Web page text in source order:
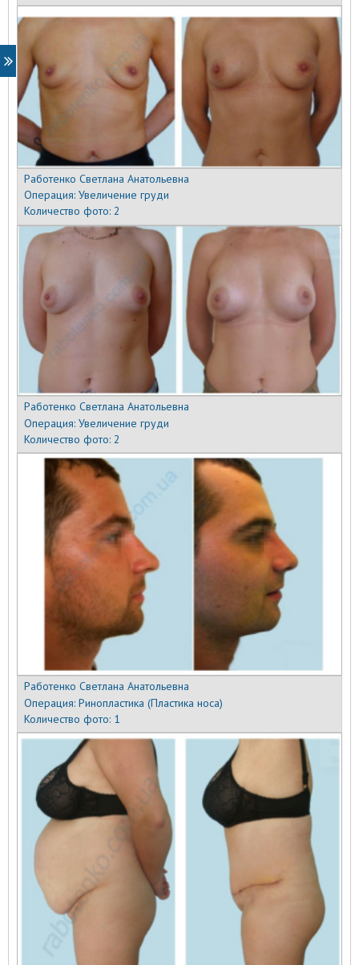
Работенко Светлана Анатольевна
Операция:Увеличение груди
Количество фото:2
Работенко Светлана Анатольевна
Операция:Увеличение груди
Количество фото:2
Работенко Светлана Анатольевна
Операция:Ринопластика (Пластика носа)
Количество фото: 1